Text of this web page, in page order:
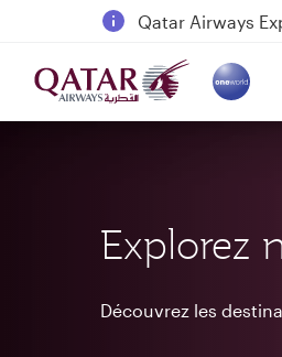
18 June 2026:
6 August 2026:
Qatar Airways
Explorez
Découvrez les